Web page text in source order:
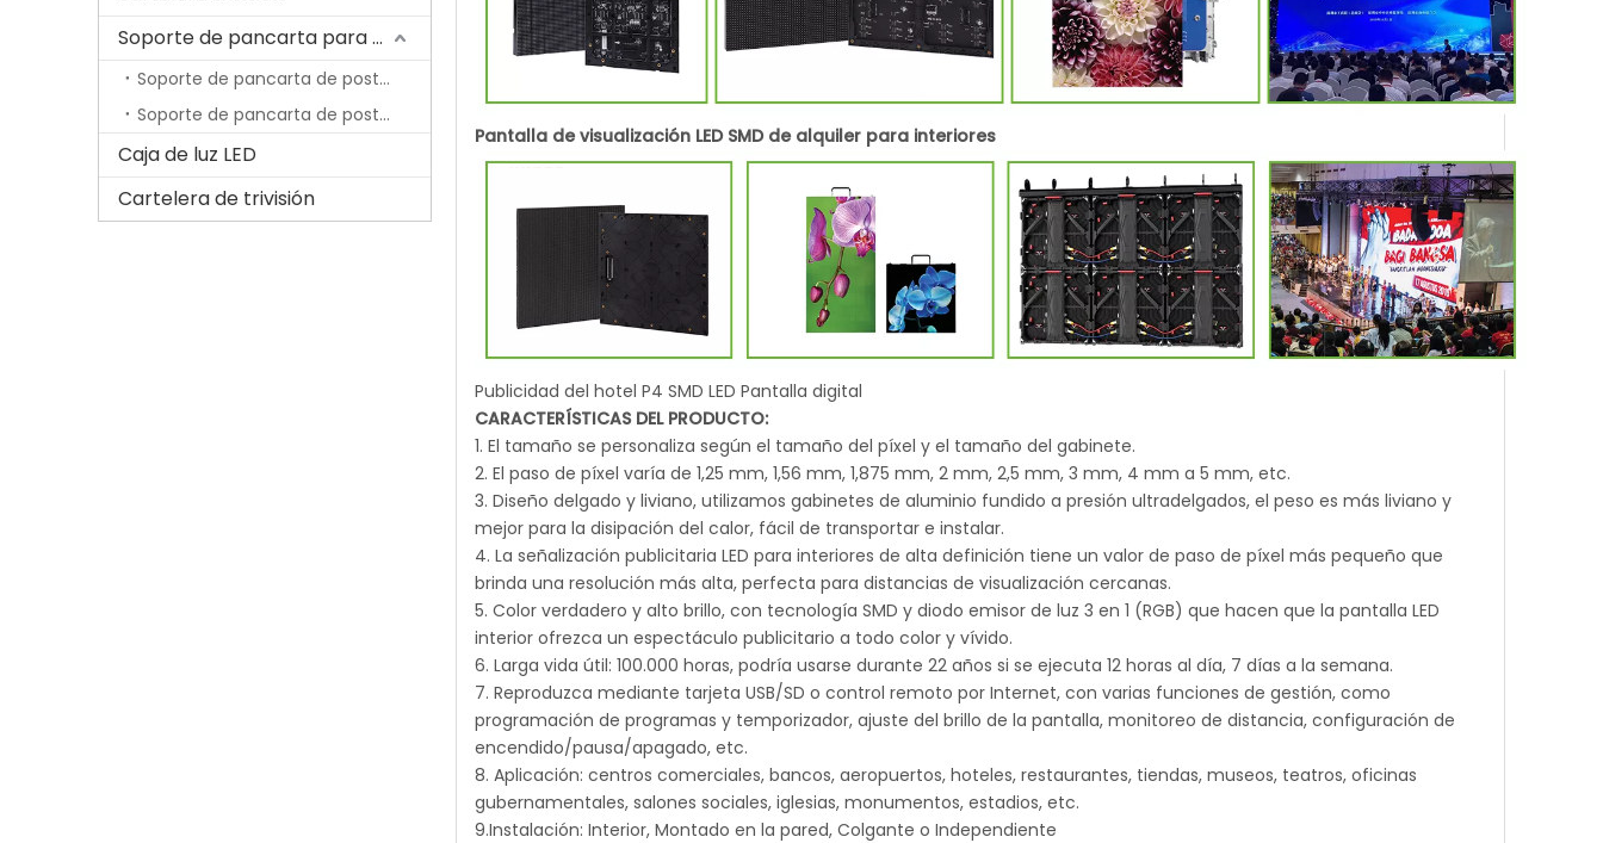
Soporte de pancarta para poste de lámpara
Soporte de pancarta de poste de lámpara económica
Soporte de pancarta de poste de lámpara con resorte
Caja de luz LED
Cartelera de trivisión
Pantalla de visualización LED SMD de alquiler para interiores
Publicidad del hotel P4 SMD LED Pantalla digital
CARACTERÍSTICAS DEL PRODUCTO:
1. El tamaño se personaliza según el tamaño del píxel y el tamaño del gabinete.
2. El paso de píxel varía de 1,25 mm, 1,56 mm, 1,875 mm, 2 mm, 2,5 mm, 3 mm, 4 mm a 5 mm, etc.
3. Diseño delgado y liviano, utilizamos gabinetes de aluminio fundido a presión ultradelgados, el peso es más liviano y
mejor para la disipación del calor, fácil de transportar e instalar.
4. La señalización publicitaria LED para interiores de alta definición tiene un valor de paso de píxel más pequeño que
brinda una resolución más alta, perfecta para distancias de visualización cercanas.
5. Color verdadero y alto brillo, con tecnología SMD y diodo emisor de luz 3 en 1 (RGB) que hacen que la pantalla LED
interior ofrezca un espectáculo publicitario a todo color y vívido.
6. Larga vida útil: 100.000 horas, podría usarse durante 22 años si se ejecuta 12 horas al día, 7 días a la semana.
7. Reproduzca mediante tarjeta USB/SD o control remoto por Internet, con varias funciones de gestión, como
programación de programas y temporizador, ajuste del brillo de la pantalla, monitoreo de distancia, configuración de
encendido/pausa/apagado, etc.
8. Aplicación: centros comerciales, bancos, aeropuertos, hoteles, restaurantes, tiendas, museos, teatros, oficinas
gubernamentales, salones sociales, iglesias, monumentos, estadios, etc.
9.Instalación: Interior, Montado en la pared, Colgante o Independiente